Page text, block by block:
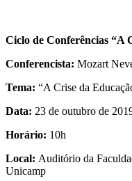
Ciclo de Conferências “A
Conferencista: Mozart
Tema: “A Crise da
Data: 23 de outubro de
Horário: 10h
Local: Auditório da
Unicamp